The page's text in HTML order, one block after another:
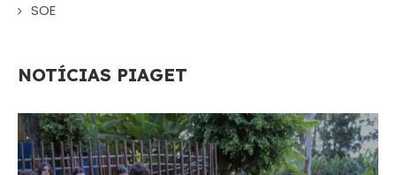
SOE
NOTÍCIAS PIAGET